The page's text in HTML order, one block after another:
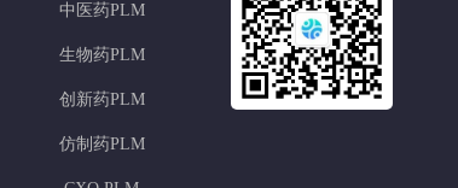
中医药PLM
生物药PLM
创新药PLM
仿制药PLM